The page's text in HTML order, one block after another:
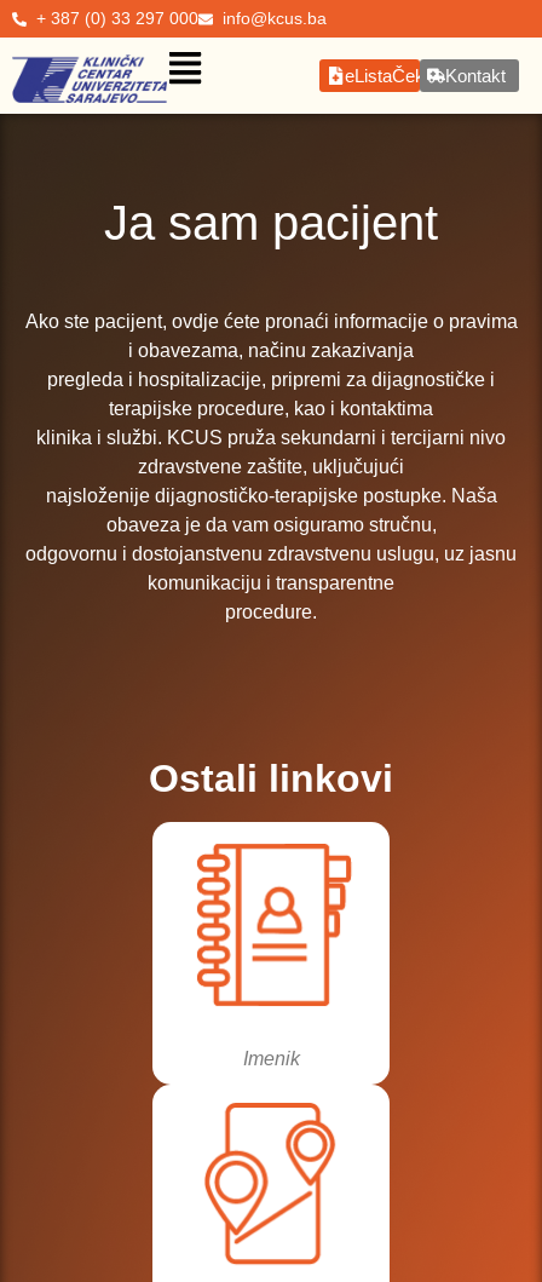
+ 387 (0) 33 297 000 info@kcus.ba
eListaČekanjaKontakt
Ja sam pacijent
Ako ste pacijent, ovdje ćete pronaći informacije o pravima
i obavezama, načinu zakazivanja
pregleda i hospitalizacije, pripremi za dijagnostičke i
terapijske procedure, kao i kontaktima
klinika i službi. KCUS pruža sekundarni i tercijarni nivo
zdravstvene zaštite, uključujući
najsloženije dijagnostičko-terapijske postupke. Naša
obaveza je da vam osiguramo stručnu,
odgovornu i dostojanstvenu zdravstvenu uslugu, uz jasnu
komunikaciju i transparentne
procedure.
Ostali linkovi
Imenik